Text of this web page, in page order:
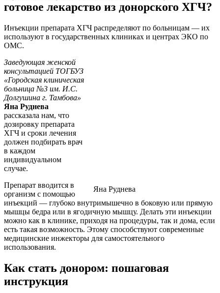
готовое лекарство из донорского ХГЧ?
Инъекции препарата ХГЧ распределяют по больницам — их
используют в государственных клиниках и центрах ЭКО по
ОМС.
Яна Руднева
Заведующая женской
консультацией ТОГБУЗ
«Городская клиническая
больница №3 им. И.С.
Долгушина г. Тамбова»
Яна Руднева
рассказала нам, что
дозировку препарата
ХГЧ и сроки лечения
должен подбирать врач
в каждом
индивидуальном
случае.
Препарат вводится в
организм с помощью
инъекций — глубоко внутримышечно в боковую или прямую
мышцы бедра или в ягодичную мышцу. Делать эти инъекции
можно как в клинике, приходя на процедуры, так и дома, если
есть такая возможность. Этому способствуют современные
медицинские инжекторы для самостоятельного
использования.
Как стать донором: пошаговая
инструкция